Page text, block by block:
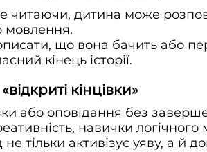
читаючи, дитина може
мовлення.
що вона бачить або
кінець історії.
кінцівки»
або оповідання без
навички
не тільки активізує уяву, а